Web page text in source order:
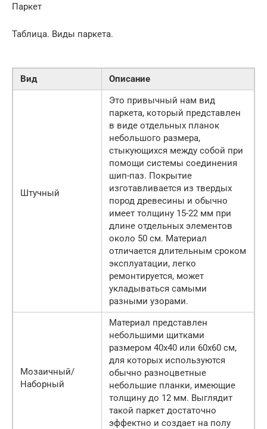
Паркет
Таблица. Виды паркета.
Вид Описание
Штучный
Это привычный нам вид
паркета, который представлен
в виде отдельных планок
небольшого размера,
стыкующихся между собой при
помощи системы соединения
шип-паз. Покрытие
изготавливается из твердых
пород древесины и обычно
имеет толщину 15-22 мм при
длине отдельных элементов
около 50 см. Материал
отличается длительным сроком
эксплуатации, легко
ремонтируется, может
укладываться самыми
разными узорами.
Мозаичный/
Наборный
Материал представлен
небольшими щитками
размером 40х40 или 60х60 см,
для которых используются
обычно разноцветные
небольшие планки, имеющие
толщину до 12 мм. Выглядит
такой паркет достаточно
эффектно и создает на полу